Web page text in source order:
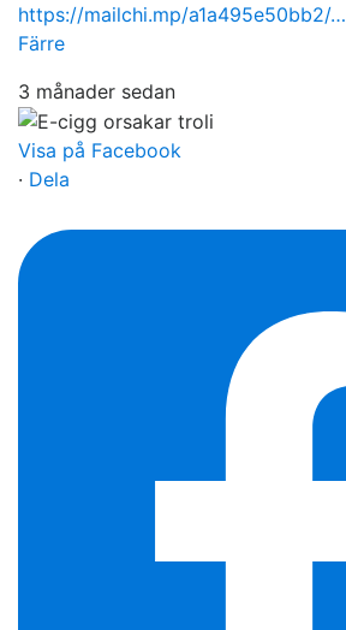
https://mailchi.mp/a1a495e50bb2/…
Färre
3 månader sedan
Visa på Facebook
· Dela